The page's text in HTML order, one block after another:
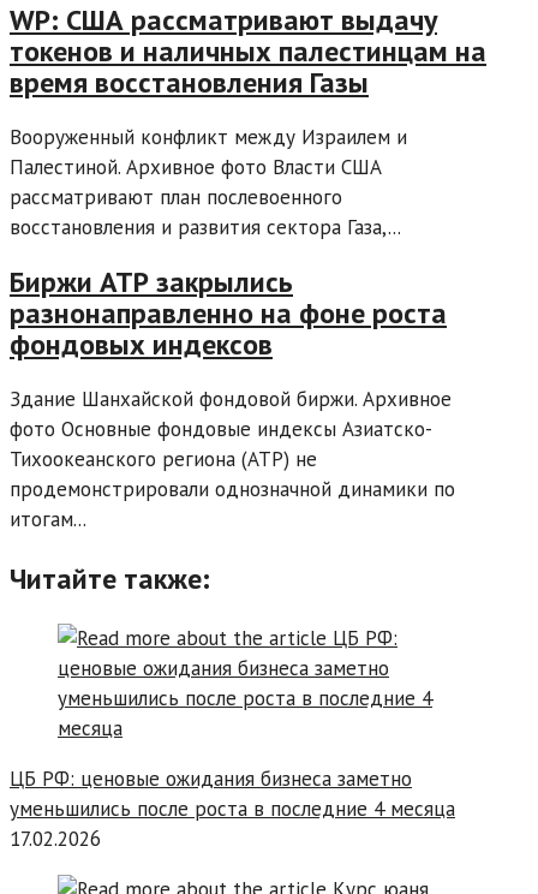
WP: США рассматривают выдачу
токенов и наличных палестинцам на
время восстановления Газы
Вооруженный конфликт между Израилем и
Палестиной. Архивное фото Власти США
рассматривают план послевоенного
восстановления и развития сектора Газа,...
Биржи АТР закрылись
разнонаправленно на фоне роста
фондовых индексов
Здание Шанхайской фондовой биржи. Архивное
фото Основные фондовые индексы Азиатско-
Тихоокеанского региона (АТР) не
продемонстрировали однозначной динамики по
итогам...
Читайте также:
ЦБ РФ: ценовые ожидания бизнеса заметно
уменьшились после роста в последние 4 месяца
17.02.2026